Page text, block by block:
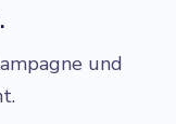
und